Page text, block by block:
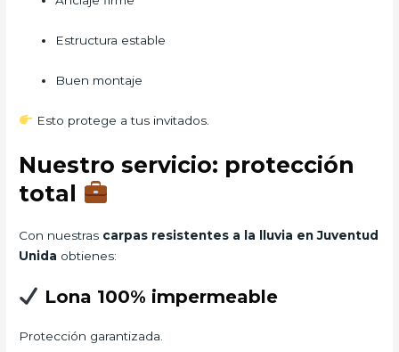
Estructura estable
Buen montaje
Esto protege a tus invitados.
Nuestro servicio: protección
total
Con nuestras carpas resistentes a la lluvia en Juventud
Unida obtienes:
Lona 100% impermeable
Protección garantizada.